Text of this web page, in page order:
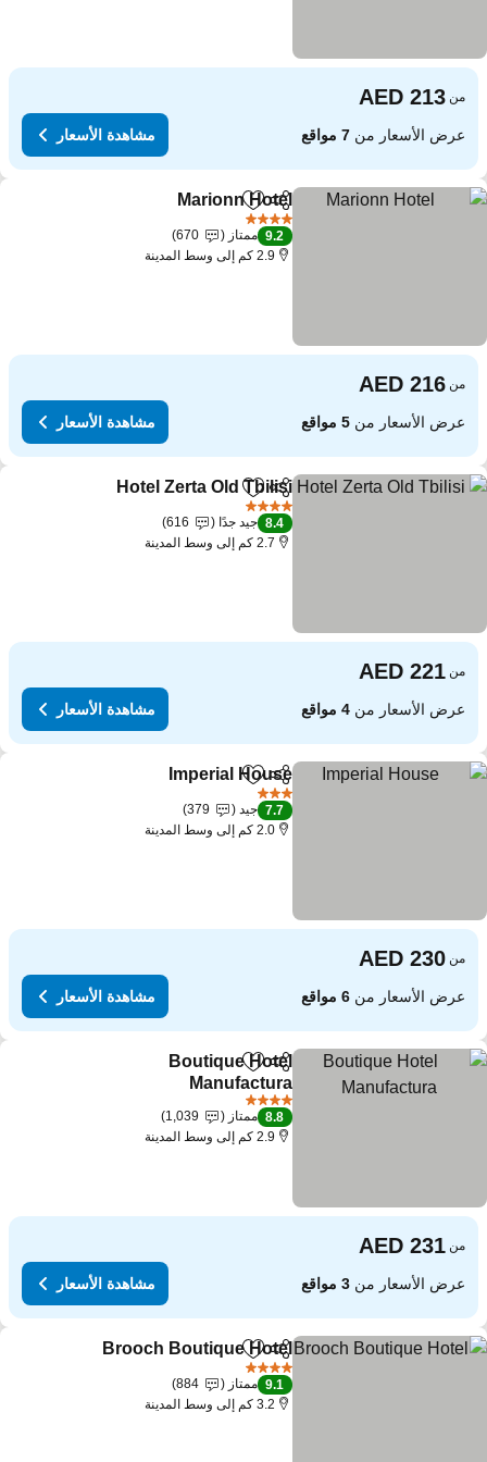
من
عرض الأسعار من7 مواقع مشاهدة الأسعار
مشاركةAdd to favorites
Marionn Hotel
9.2 ممتاز
670
2.9 كم إلى وسط المدينة
من
عرض الأسعار من5 مواقع مشاهدة الأسعار
مشاركةAdd to favorites
Hotel Zerta Old Tbilisi
8.4 جيد جدًا
616
2.7 كم إلى وسط المدينة
من
عرض الأسعار من4 مواقع مشاهدة الأسعار
مشاركةAdd to favorites
Imperial House
7.7 جيد
379
2.0 كم إلى وسط المدينة
من
عرض الأسعار من6 مواقع مشاهدة الأسعار
مشاركةAdd to favorites
Boutique Hotel
Manufactura
مشاهدة الأسعار
8.8 ممتاز
1,039
2.9 كم إلى وسط المدينة
من
عرض الأسعار من3 مواقع مشاهدة الأسعار
مشاركةAdd to favorites
Brooch Boutique Hotel
9.1 ممتاز
884
3.2 كم إلى وسط المدينة